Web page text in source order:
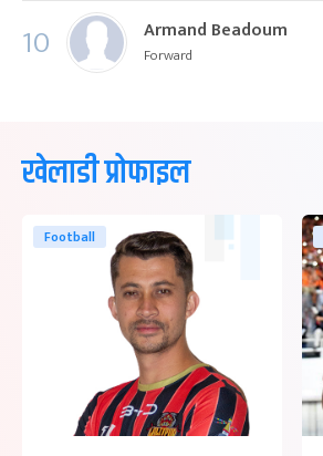
10 Armand Beadoum
Forward
खेलाडी प्रोफाइल
Football